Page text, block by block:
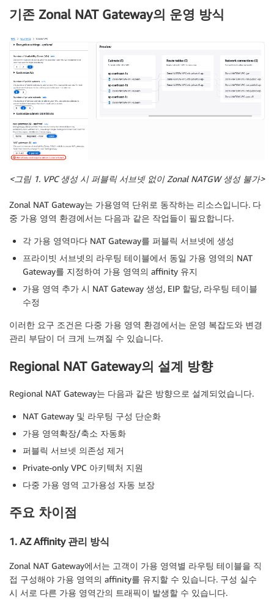
기존 Zonal NAT Gateway의 운영 방식
<그림 1. VPC생성 시 퍼블릭 서브넷 없이 Zonal NATGW생성 불가>
Zonal NAT Gateway는 가용영역 단위로 동작하는 리소스입니다. 다
중 가용 영역 환경에서는 다음과 같은 작업들이 필요합니다.
각 가용 영역마다 NAT Gateway를 퍼블릭 서브넷에 생성
프라이빗 서브넷의 라우팅 테이블에서 동일 가용 영역의 NAT
Gateway를 지정하여 가용 영역의 affinity 유지
가용 영역 추가 시 NAT Gateway 생성, EIP 할당, 라우팅 테이블
수정
이러한 요구 조건은 다중 가용 영역 환경에서는 운영 복잡도와 변경
관리 부담이 더 크게 느껴질 수 있습니다.
Regional NAT Gateway의 설계 방향
Regional NAT Gateway는 다음과 같은 방향으로 설계되었습니다.
NAT Gateway 및 라우팅 구성 단순화
가용 영역확장/축소 자동화
퍼블릭 서브넷 의존성 제거
Private-only VPC 아키텍처 지원
다중 가용 영역 고가용성 자동 보장
주요 차이점
1. AZ Affinity 관리 방식
Zonal NAT Gateway에서는 고객이 가용 영역별 라우팅 테이블을 직
접 구성해야 가용 영역의 affinity를 유지할 수 있습니다. 구성 실수
시 서로 다른 가용 영역간의 트래픽이 발생할 수 있습니다.